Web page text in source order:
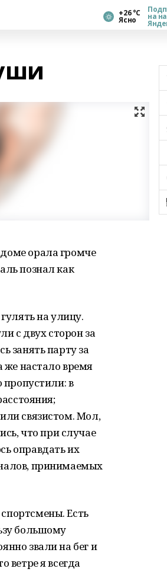
+26 °С
Ясно на
орала громче
познал как
на улицу.
с двух сторон за
занять парту за
же настало время
пропустили: в
связистом. Мол,
что при случае
оправдать их
принимаемых
Есть
большому
звали на бег и
ветре я всегда